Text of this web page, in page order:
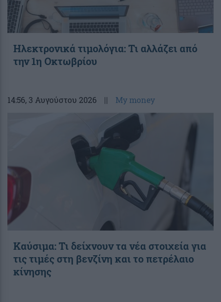
Ηλεκτρονικά τιμολόγια: Τι αλλάζει από
την 1η Οκτωβρίου
14:56, 3 Αυγούστου 2026 || My money
Καύσιμα: Τι δείχνουν τα νέα στοιχεία για
τις τιμές στη βενζίνη και το πετρέλαιο
κίνησης